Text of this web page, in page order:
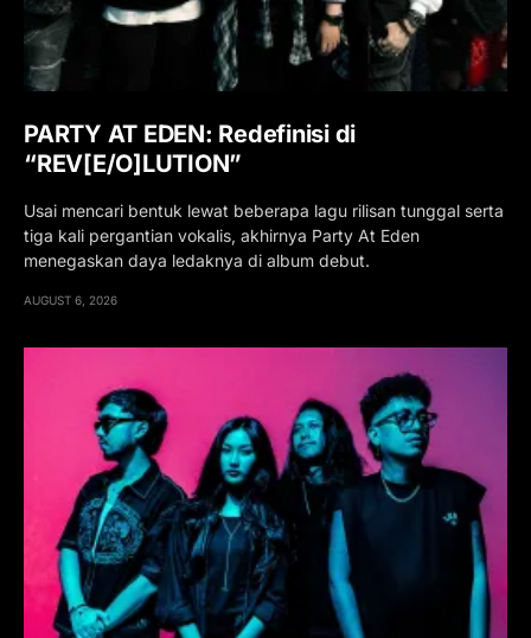
PARTY AT EDEN: Redefinisi di
“REV[E/O]LUTION”
Usai mencari bentuk lewat beberapa lagu rilisan tunggal serta
tiga kali pergantian vokalis, akhirnya Party At Eden
menegaskan daya ledaknya di album debut.
AUGUST 6, 2026